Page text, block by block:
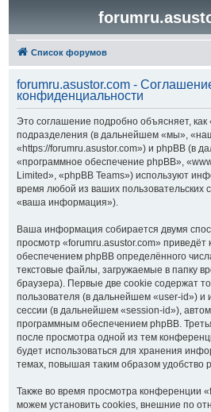
Список форумов
forumru.asustor.com -
конфиденциальности
Это соглашение подробно объясняет, как
подразделения (в дальнейшем «мы»,
«https://forumru.asustor.com») и phpBB (в
«программное обеспечение phpBB»,
Limited», «phpBB Teams») используют
время любой из ваших пользовательских
«ваша информация»).
Ваша информация собирается двумя
просмотр «forumru.asustor.com»
обеспечением phpBB определённого
текстовые файлы, загружаемые в папку
браузера). Первые две cookie содержат
пользователя (в дальнейшем «user-id») и
сессии (в дальнейшем «session-id»),
программным обеспечением phpBB.
после просмотра одной из тем
будет использоваться для хранения
темах, повышая таким образом удобство
Также во время просмотра конференции
можем установить cookies, внешние по